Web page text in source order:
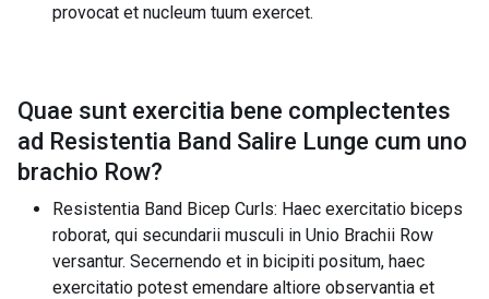
provocat et nucleum tuum exercet.
Quae sunt exercitia bene complectentes
ad Resistentia Band Salire Lunge cum uno
brachio Row?
Resistentia Band Bicep Curls: Haec exercitatio biceps
roborat, qui secundarii musculi in Unio Brachii Row
versantur. Secernendo et in bicipiti positum, haec
exercitatio potest emendare altiore observantia et